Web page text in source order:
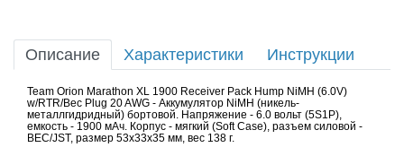
Оптовая продажа запчастей для моделей
Описание Характеристики Инструкции
Team Orion Marathon XL 1900 Receiver Pack Hump NiMH (6.0V)
w/RTR/Bec Plug 20 AWG - Аккумулятор NiMH (никель-
металлгидридный) бортовой. Напряжение - 6.0 вольт (5S1P),
емкость - 1900 мАч. Корпус - мягкий (Soft Case), разъем силовой -
BEC/JST, размер 53x33x35 мм, вес 138 г.